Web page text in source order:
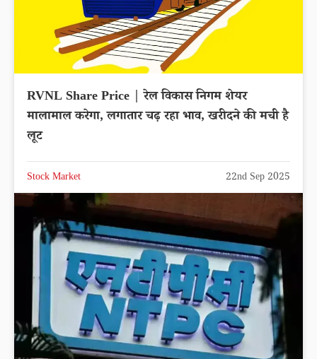
RVNL Share Price | रेल विकास निगम शेयर
मालामाल करेगा, लगातार चढ़ रहा भाव, खरीदने की मची है
लूट
Stock Market 22nd Sep 2025